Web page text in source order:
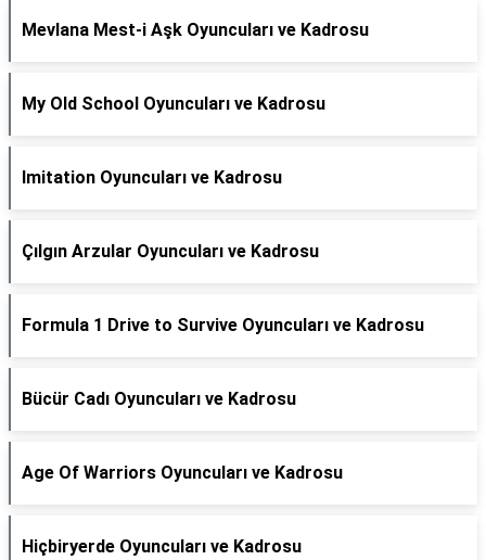
Mevlana Mest-i Aşk Oyuncuları ve Kadrosu
My Old School Oyuncuları ve Kadrosu
Imitation Oyuncuları ve Kadrosu
Çılgın Arzular Oyuncuları ve Kadrosu
Formula 1 Drive to Survive Oyuncuları ve Kadrosu
Bücür Cadı Oyuncuları ve Kadrosu
Age Of Warriors Oyuncuları ve Kadrosu
Hiçbiryerde Oyuncuları ve Kadrosu